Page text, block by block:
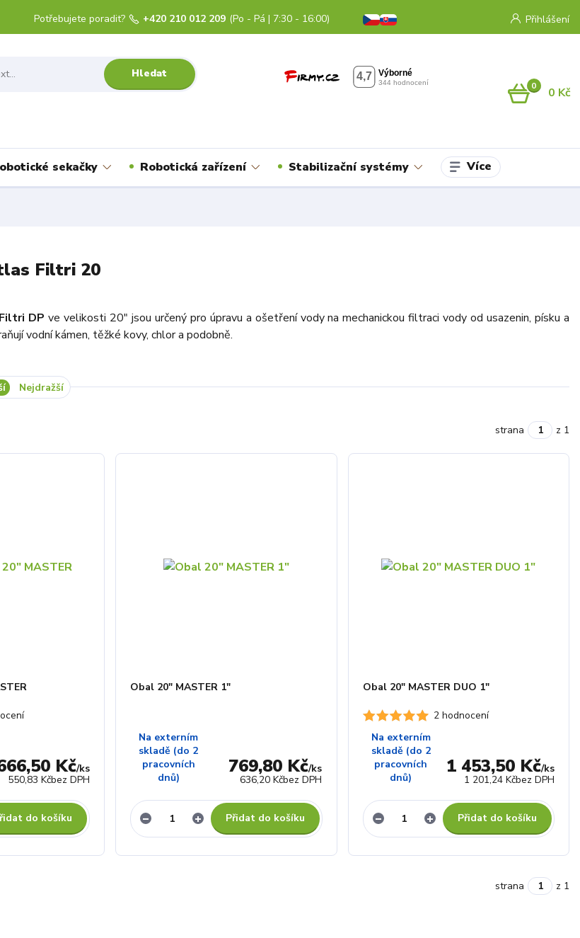
Přihlášení
Hledat
Potřebujete poradit? +420 210 012 209 (Po - Pá | 7:30 - 16:00)
0 0 Kč
sekačky Robotická zařízení Stabilizační systémy Více
Filtri 20
DP ve velikosti 20" jsou určený pro úpravu a ošetření vody na mechanickou filtraci vody od usazenin, písku a
vodní kámen, těžké kovy, chlor a podobně.
Nejdražší
strana z 1
Kč/ks
550,83 Kčbez DPH
do košíku
Obal 20" MASTER 1"
769,80 Kč/ks
636,20 Kčbez DPH
Na externím
skladě (do 2
pracovních
dnů)
Přidat do košíku
2 hodnocení
Obal 20" MASTER DUO 1"
1 453,50 Kč/ks
1 201,24 Kčbez DPH
Na externím
skladě (do 2
pracovních
dnů)
Přidat do košíku
strana z 1